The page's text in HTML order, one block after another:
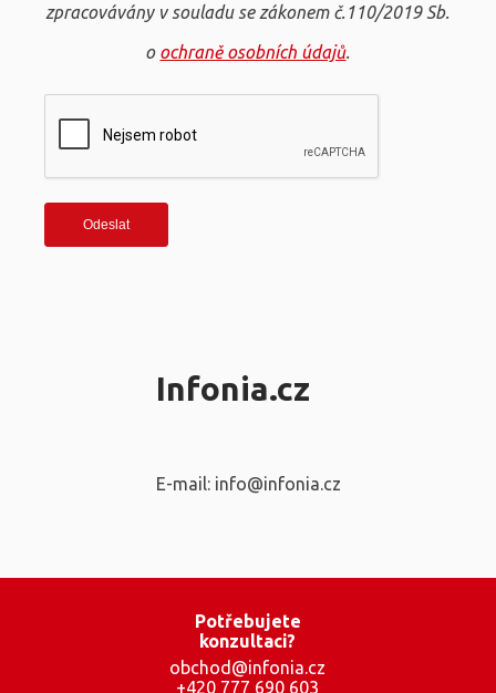
zpracovávány v souladu se zákonem č.110/2019 Sb.
o ochraně osobních údajů.
Infonia.cz
E-mail: info@infonia.cz
Potřebujete
konzultaci?
obchod@infonia.cz
+420 777 690 603